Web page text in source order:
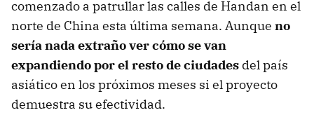
comenzado a patrullar las calles de Handan en el
norte de China esta última semana. Aunque no
sería nada extraño ver cómo se van
expandiendo por el resto de ciudades del país
asiático en los próximos meses si el proyecto
demuestra su efectividad.